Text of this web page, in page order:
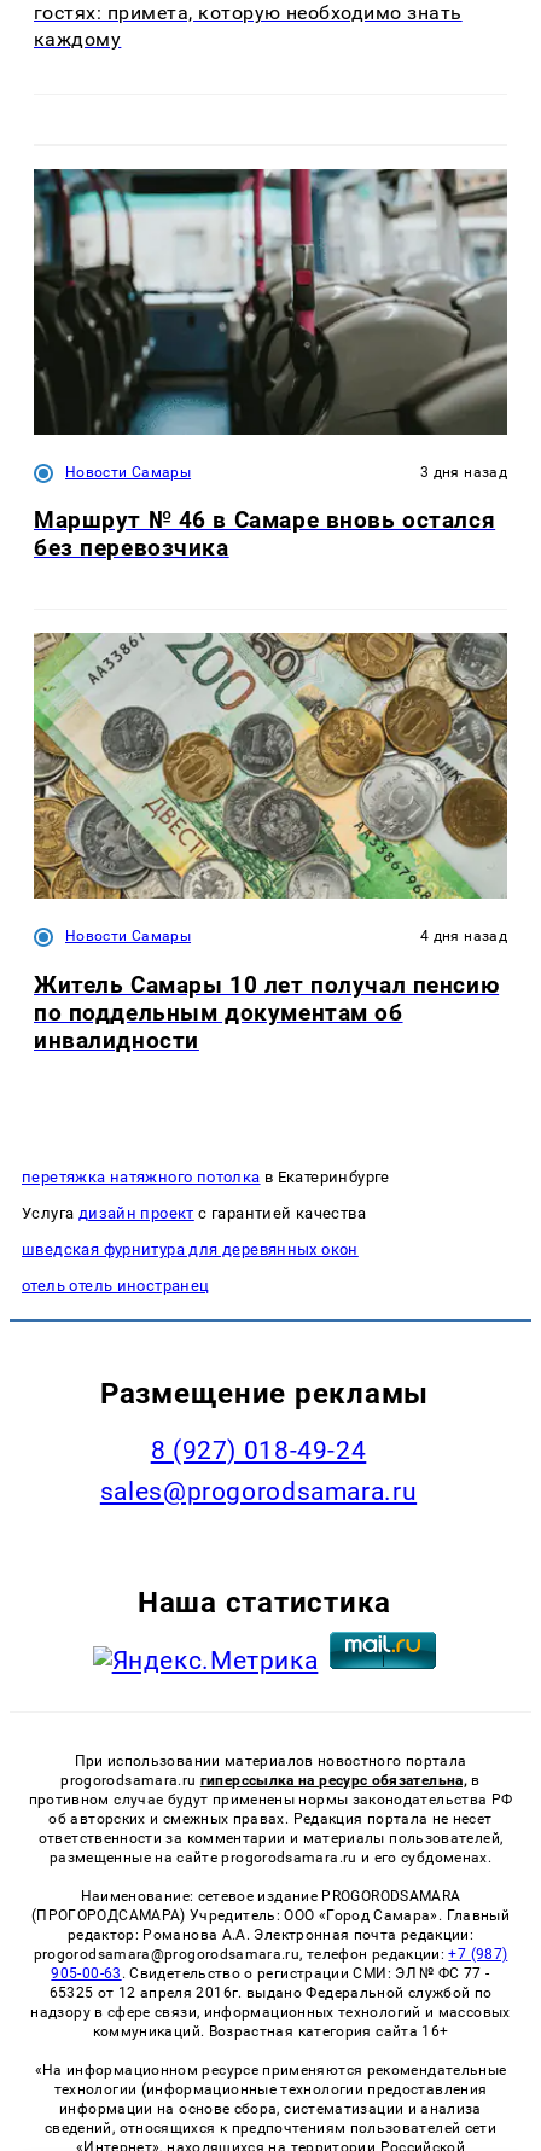
гостях: примета, которую необходимо знать
каждому
Новости Самары 3 дня назад
Маршрут № 46 в Самаре вновь остался
без перевозчика
Новости Самары 4 дня назад
Житель Самары 10 лет получал пенсию
по поддельным документам об
инвалидности
перетяжка натяжного потолка в Екатеринбурге
Услуга дизайн проект с гарантией качества
шведская фурнитура для деревянных окон
отель отель иностранец
Размещение рекламы
8 (927) 018-49-24
sales@progorodsamara.ru
Наша статистика
При использовании материалов новостного портала
progorodsamara.ru гиперссылка на ресурс обязательна, в
противном случае будут применены нормы законодательства РФ
об авторских и смежных правах. Редакция портала не несет
ответственности за комментарии и материалы пользователей,
размещенные на сайте progorodsamara.ru и его субдоменах.
Наименование: сетевое издание PROGORODSAMARA
(ПРОГОРОДСАМАРА) Учредитель: ООО «Город Самара». Главный
редактор: Романова А.А. Электронная почта редакции:
progorodsamara@progorodsamara.ru, телефон редакции:+7 (987)
905-00-63 . Свидетельство о регистрации СМИ: ЭЛ № ФС 77 -
65325 от 12 апреля 2016г. выдано Федеральной службой по
надзору в сфере связи, информационных технологий и массовых
коммуникаций. Возрастная категория сайта 16+
«На информационном ресурсе применяются рекомендательные
технологии (информационные технологии предоставления
информации на основе сбора, систематизации и анализа
сведений, относящихся к предпочтениям пользователей сети
«Интернет», находящихся на территории Российской